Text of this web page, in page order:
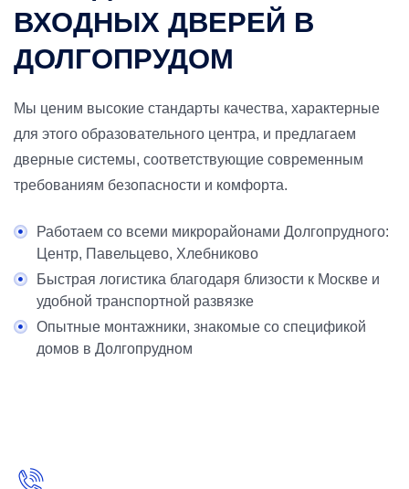
ВХОДНЫХ ДВЕРЕЙ В
ДОЛГОПРУДОМ
Мы ценим высокие стандарты качества, характерные
для этого образовательного центра, и предлагаем
дверные системы, соответствующие современным
требованиям безопасности и комфорта.
Работаем со всеми микрорайонами Долгопрудного:
Центр, Павельцево, Хлебниково
Быстрая логистика благодаря близости к Москве и
удобной транспортной развязке
Опытные монтажники, знакомые со спецификой
домов в Долгопрудном